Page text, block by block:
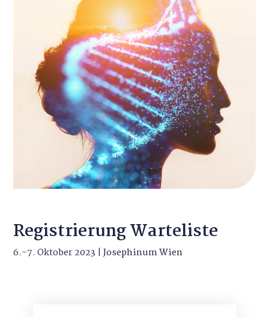
Registrierung Warteliste
6.-7. Oktober 2023 |Josephinum Wien